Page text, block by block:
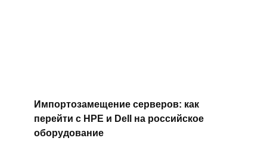
Импортозамещение серверов: как
перейти с HPE и Dell на российское
оборудование